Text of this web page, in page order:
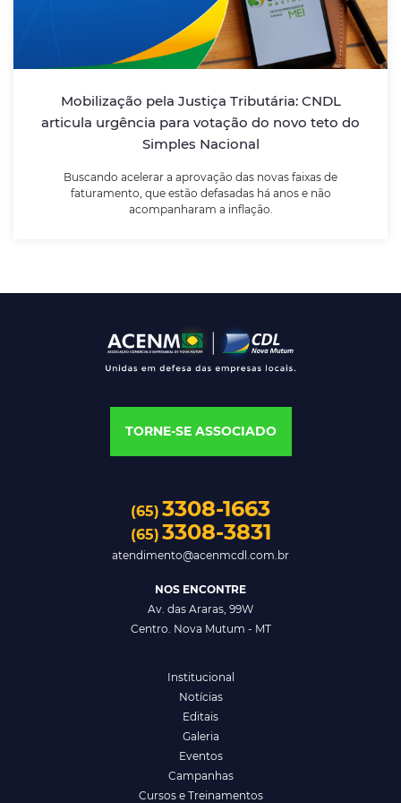
Mobilização pela Justiça Tributária: CNDL
articula urgência para votação do novo teto do
Simples Nacional
Buscando acelerar a aprovação das novas faixas de
faturamento, que estão defasadas há anos e não
acompanharam a inflação.
articula urgência para votação do novo
teto do Simples Nacional
Buscando acelerar a aprovação das novas faixas de
faturamento, que estão defasadas há anos e não
acompanharam a inflação.
LEIA MAIS
TORNE-SE ASSOCIADO
(65) 3308-1663
(65) 3308-3831
atendimento@acenmcdl.com.br
NOS ENCONTRE
Av. das Araras, 99W
Centro. Nova Mutum - MT
Institucional
Notícias
Editais
Galeria
Eventos
Campanhas
Cursos e Treinamentos